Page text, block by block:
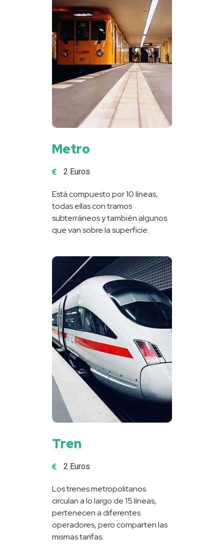
Metro
2 Euros
Está compuesto por 10 líneas,
todas ellas con tramos
subterráneos y también algunos
que van sobre la superficie.
Tren
2 Euros
Los trenes metropolitanos
circulan a lo largo de 15 líneas,
pertenecen a diferentes
operadores, pero comparten las
mismas tarifas.